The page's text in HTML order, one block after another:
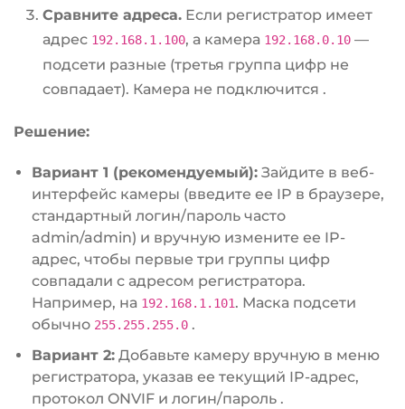
Сравните адреса. Если регистратор имеет
адрес 192.168.1.100, а камера 192.168.0.10 —
подсети разные (третья группа цифр не
совпадает). Камера не подключится .
Решение:
Вариант 1 (рекомендуемый): Зайдите в веб-
интерфейс камеры (введите ее IP в браузере,
стандартный логин/пароль часто
admin/admin) и вручную измените ее IP-
адрес, чтобы первые три группы цифр
совпадали с адресом регистратора.
Например, на 192.168.1.101. Маска подсети
обычно 255.255.255.0 .
Вариант 2: Добавьте камеру вручную в меню
регистратора, указав ее текущий IP-адрес,
протокол ONVIF и логин/пароль .